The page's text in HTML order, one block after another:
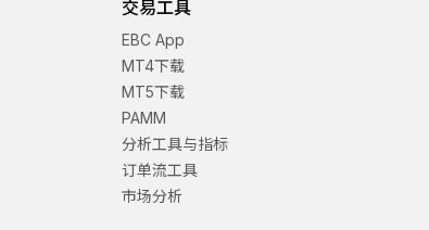
交易工具
EBC App
MT4下载
MT5下载
PAMM
分析工具与指标
订单流工具
市场分析